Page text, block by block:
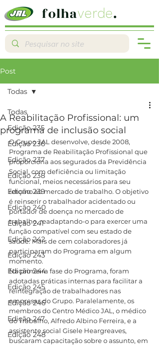
folhaverde.
Post
Todas
Edição 235
Edição 236
Edição 237
Edição 238
Edição 239
Edição 240
Edição 241
Edição 242
Edição 243
Edição 244
Edição 245
Edição 246
Edição 247
Edição 248
Todas
A Reabilitação Profissional: um
programa de inclusão social
O Grupo JAL desenvolve, desde 2008,
Programa de Reabilitação Profissional que
proporciona aos segurados da Previdência
Social, com deficiência ou limitação
funcional, meios necessários para seu
retorno ao mercado de trabalho. O objetivo
é reinserir o trabalhador acidentado ou
portador de doença no mercado de
trabalho, readaptando-o para exercer uma
função compatível com seu estado de
saúde. Mais de cem colaboradores já
participaram do Programa em algum
momento.
Na primeira fase do Programa, foram
adotadas práticas internas para facilitar a
reintegração de trabalhadores nas
empresas do Grupo. Paralelamente, os
membros do Centro Médico JAL, o médico
do Trabalho, Alfredo Albino Ferreira, e a
assistente social Gisele Heargreaves,
buscaram capacitação sobre o assunto, em